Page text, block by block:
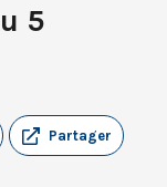
5
Partager